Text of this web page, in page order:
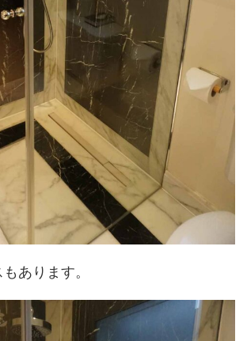
あります。